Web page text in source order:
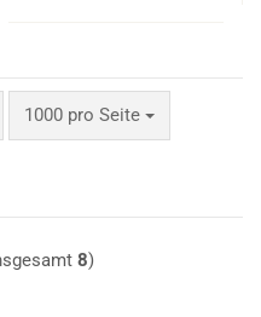
1000 pro Seite
pro Seite
8)